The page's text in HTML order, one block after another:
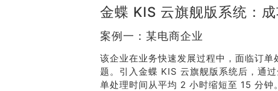
金蝶 KIS 云旗舰版系统：
案例一：某电商企业
该企业在业务快速发展过程中，面临订
题。引入金蝶 KIS 云旗舰版系统后，通
单处理时间从平均 2 小时缩短至 15 分